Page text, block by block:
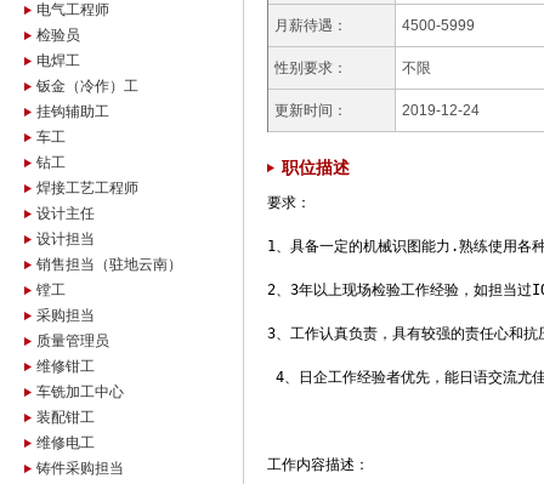
电气工程师
检验员
电焊工
钣金（冷作）工
挂钩辅助工
车工
钻工
焊接工艺工程师
设计主任
设计担当
销售担当（驻地云南）
镗工
采购担当
质量管理员
维修钳工
车铣加工中心
装配钳工
维修电工
铸件采购担当
月薪待遇： 4500-5999
性别要求： 不限
更新时间： 2019-12-24
职位描述
要求：
1、具备一定的机械识图能力.熟练使用各
2、3年以上现场检验工作经验，如担当过
3、工作
4、日企工作经验者优先，能日语交流尤
工作内容描述：